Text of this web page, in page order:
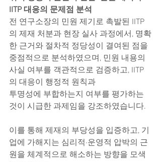
IITP 대응의 문제점 분석
전 연구소장의 민원 제기로 촉발된 IITP
의 제재 처분과 현장 실사 과정에서, 명확
한 근거와 절차적 정당성이 결여된 점을
중점적으로 분석하였으며, 민원 내용의
사실 여부를 객관적으로 검증하고, IITP
의 대응이 행정적 원칙과
투명성에 부합하는지 여부를 평가하는
것이 시급한 과제임을 강조하였습니다.
이를 통해 제재의 부당성을 입증하고, 기
업에 가해지는 심리적·운영적 압박의 근
원을 체계적으로 해소하는 방향을 모색